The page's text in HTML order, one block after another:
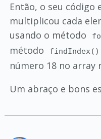
Então, o seu código
multiplicou cada
usando o método
método
findIndex()
número 18 no array
Um abraço e bons